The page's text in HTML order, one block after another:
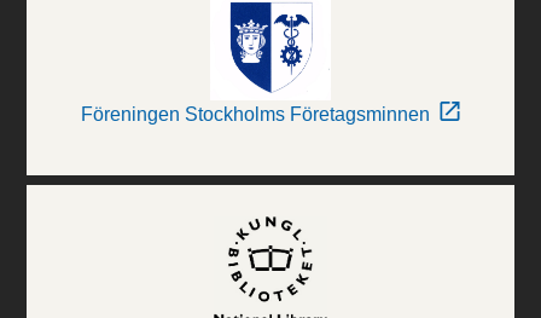
Föreningen Stockholms Företagsminnen